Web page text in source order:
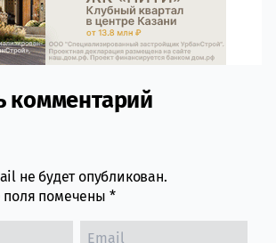
section
комментарий
не будет опубликован.
поля помечены *